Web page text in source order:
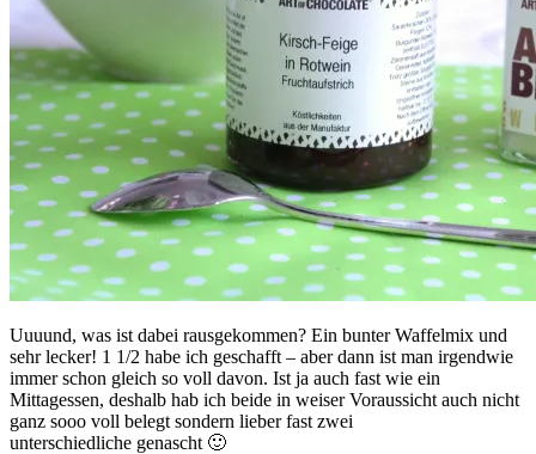
Uuuund, was ist dabei rausgekommen? Ein bunter Waffelmix und
sehr lecker! 1 1/2 habe ich geschafft – aber dann ist man irgendwie
immer schon gleich so voll davon. Ist ja auch fast wie ein
Mittagessen, deshalb hab ich beide in weiser Voraussicht auch nicht
ganz sooo voll belegt sondern lieber fast zwei
unterschiedliche genascht 🙂